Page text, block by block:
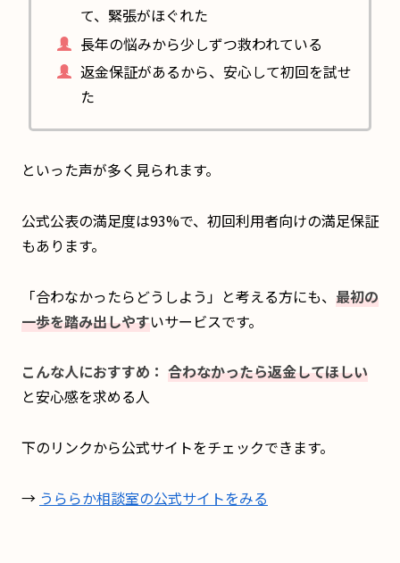
て、緊張がほぐれた
長年の悩みから少しずつ救われている
返金保証があるから、安心して初回を試せ
た
といった声が多く見られます。
公式公表の満足度は93%で、初回利用者向けの満足保証
もあります。
「合わなかったらどうしよう」と考える方にも、 最初の
一歩を踏み出しやすいサービスです。
こんな人におすすめ： 合わなかったら返金してほしい
と安心感を求める人
下のリンクから公式サイトをチェックできます。
→ うららか相談室の公式サイトをみる